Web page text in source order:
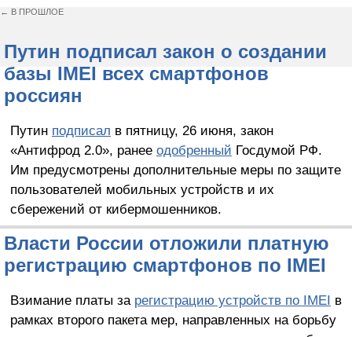
← В ПРОШЛОЕ
Путин подписал закон о создании
базы IMEI всех смартфонов
россиян
Путин подписал в пятницу, 26 июня, закон
«Антифрод 2.0», ранее одобренный Госдумой РФ.
Им предусмотрены дополнительные меры по защите
пользователей мобильных устройств и их
сбережений от кибермошенников.
Власти России отложили платную
регистрацию смартфонов по IMEI
Взимание платы за регистрацию устройств по IMEI в
рамках второго пакета мер, направленных на борьбу